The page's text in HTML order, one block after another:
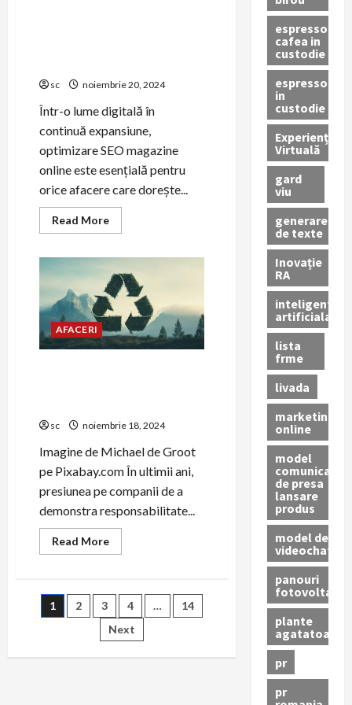
sc noiembrie 20, 2024
Într-o lume digitală în
continuă expansiune,
optimizare SEO magazine
online este esențială pentru
orice afacere care dorește...
Read MoreRead
more
SEO
magazine
online:
Cum
îți
poate
crește
afacerea
în
AFACERI
sc noiembrie 18, 2024
Imagine de Michael de Groot
pe Pixabay.com În ultimii ani,
presiunea pe companii de a
demonstra responsabilitate...
Read MoreRead
more
un
OIREP
este
esențial
pentru
afacere
Paginație
articole
1 2 3 4 …
14
Next
espressor
cafea in
custodie
espressor
in
custodie
Experiență
Virtuală
gard
viu
generare
de texte
Inovație
RA
inteligenta
artificiala
lista
frme
livada
marketing
online
model
comunicat
de presa
lansare
produs
model de
videochat
panouri
fotovoltaice
plante
agatatoare
pr
pr